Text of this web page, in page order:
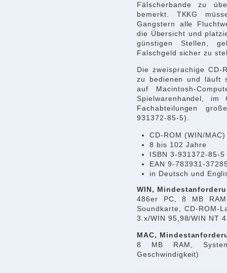
Fälscherbande zu
bemerkt. TKKG
Gangstern alle
die Übersicht und
günstigen Stellen,
Falschgeld sicher zu
Die zweisprachige
zu bedienen und läuft
auf Macintosh-
Spielwarenhandel, im
Fachabteilungen
931372-85-5).
CD-ROM (WIN/MAC)
8 bis 102 Jahre
ISBN 3-931372-85-5
EAN 9-783931-
in Deutsch und
WIN,
486er PC, 8 MB
Soundkarte, CD-ROM-
3.x/WIN 95,98/WIN NT
MAC,
8 MB RAM,
Geschwindigkeit)